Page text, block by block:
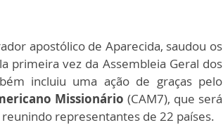
apostólico de Aparecida, saudou os
primeira vez da Assembleia Geral dos
incluiu uma ação de graças pelo
Missionário (CAM7), que será
representantes de 22 países.